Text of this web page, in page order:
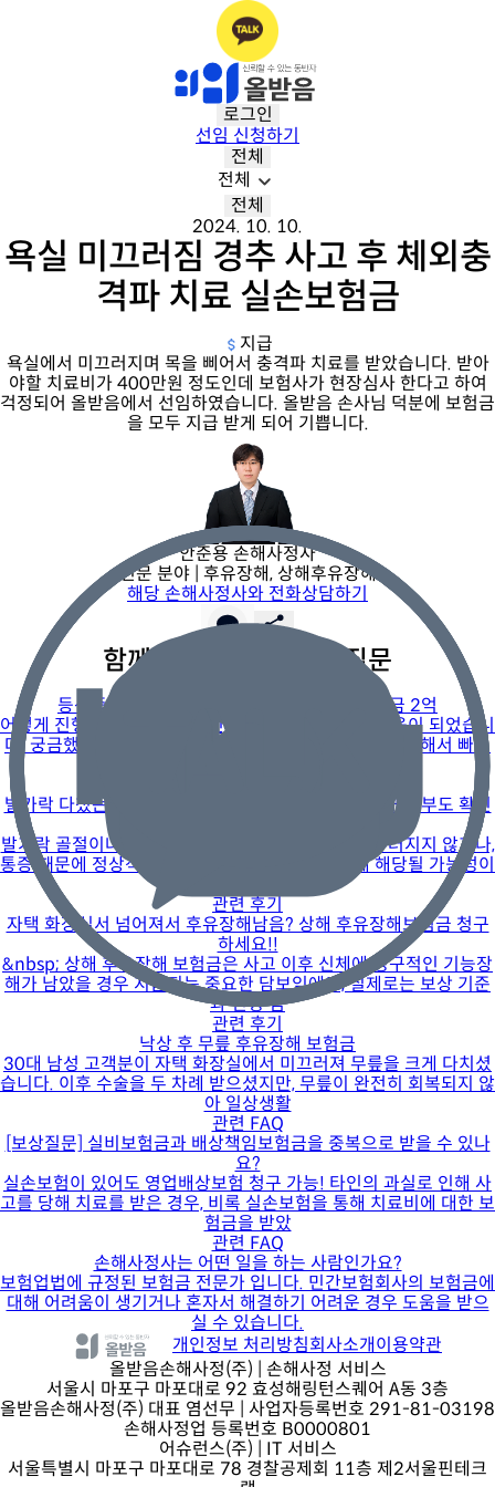
로그인
선임 신청하기
전체
전체
전체
2024. 10. 10.
욕실 미끄러짐 경추 사고 후 체외충
격파 치료 실손보험금
지급
욕실에서 미끄러지며 목을 삐어서 충격파 치료를 받았습니다. 받아
야할 치료비가 400만원 정도인데 보험사가 현장심사 한다고 하여
걱정되어 올받음에서 선임하였습니다. 올받음 손사님 덕분에 보험금
을 모두 지급 받게 되어 기쁩니다.
안준용 손해사정사
전문 분야 | 후유장해, 상해후유장해
해당 손해사정사와 전화상담하기
함께 보면 좋은 사례와 질문
등산중 낙상으로 척수손상, 상해후유장해보험금 2억
어떻게 진행해야할지 막막했던 상황에서 너무 많은 도움이 되었습니
다. 궁금했던 부분들도 친절하게 안내해주시고, 최선을 다해서 빠르
발가락 다쳤는데 치료비만 받고 끝내셨나요? 후유장해 여부도 확인
발가락 골절이나 절단, 인대 손상 이후 관절이 잘 구부러지지 않거나,
통증 때문에 정상적인 보행이 어렵다면 후유장해에 해당될 가능성이
관련 후기
자택 화장실서 넘어져서 후유장해남음? 상해 후유장해보험금 청구
하세요!!
&nbsp; 상해 후유장해 보험금은 사고 이후 신체에 영구적인 기능장
해가 남았을 경우 지급되는 중요한 담보임에도, 실제로는 보상 기준
과 인정 범
관련 후기
낙상 후 무릎 후유장해 보험금
30대 남성 고객분이 자택 화장실에서 미끄러져 무릎을 크게 다치셨
습니다. 이후 수술을 두 차례 받으셨지만, 무릎이 완전히 회복되지 않
아 일상생활
관련 FAQ
[보상질문] 실비보험금과 배상책임보험금을 중복으로 받을 수 있나
요?
실손보험이 있어도 영업배상보험 청구 가능! 타인의 과실로 인해 사
고를 당해 치료를 받은 경우, 비록 실손보험을 통해 치료비에 대한 보
험금을 받았
관련 FAQ
손해사정사는 어떤 일을 하는 사람인가요?
보험업법에 규정된 보험금 전문가 입니다. 민간보험회사의 보험금에
대해 어려움이 생기거나 혼자서 해결하기 어려운 경우 도움을 받으
실 수 있습니다.
개인정보 처리방침회사소개이용약관
올받음손해사정(주) | 손해사정 서비스
서울시 마포구 마포대로 92 효성해링턴스퀘어 A동 3층
올받음손해사정(주) 대표 염선무 | 사업자등록번호 291-81-03198
손해사정업 등록번호 B0000801
어슈런스(주) | IT 서비스
서울특별시 마포구 마포대로 78 경찰공제회 11층 제2서울핀테크